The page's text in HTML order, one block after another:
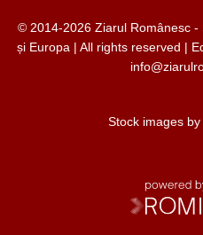
© 2014-2026 Ziarul Românesc
și Europa | All rights reserved |
Stock images by